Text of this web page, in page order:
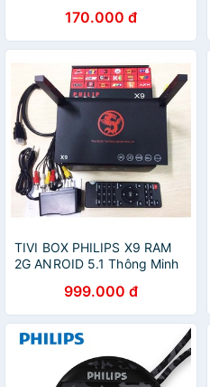
170.000 đ
TIVI BOX PHILIPS X9 RAM
2G ANROID 5.1 Thông Minh
999.000 đ